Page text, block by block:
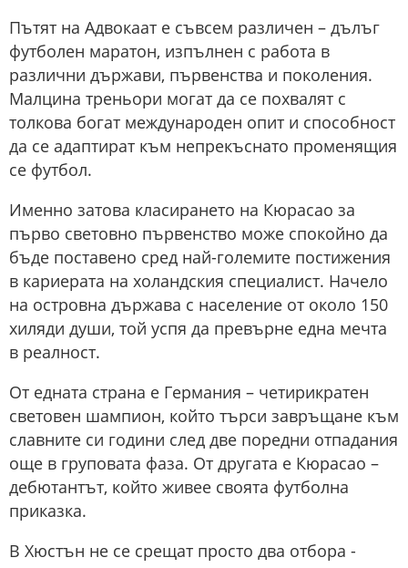
Пътят на Адвокаат е съвсем различен – дълъг
футболен маратон, изпълнен с работа в
различни държави, първенства и поколения.
Малцина треньори могат да се похвалят с
толкова богат международен опит и способност
да се адаптират към непрекъснато променящия
се футбол.
Именно затова класирането на Кюрасао за
първо световно първенство може спокойно да
бъде поставено сред най-големите постижения
в кариерата на холандския специалист. Начело
на островна държава с население от около 150
хиляди души, той успя да превърне една мечта
в реалност.
От едната страна е Германия – четирикратен
световен шампион, който търси завръщане към
славните си години след две поредни отпадания
още в груповата фаза. От другата е Кюрасао –
дебютантът, който живее своята футболна
приказка.
В Хюстън не се срещат просто два отбора -